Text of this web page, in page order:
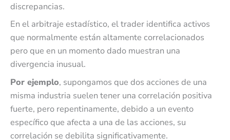
discrepancias.
En el arbitraje estadístico, el trader identifica activos
que normalmente están altamente correlacionados
pero que en un momento dado muestran una
divergencia inusual.
Por ejemplo, supongamos que dos acciones de una
misma industria suelen tener una correlación positiva
fuerte, pero repentinamente, debido a un evento
específico que afecta a una de las acciones, su
correlación se debilita significativamente.